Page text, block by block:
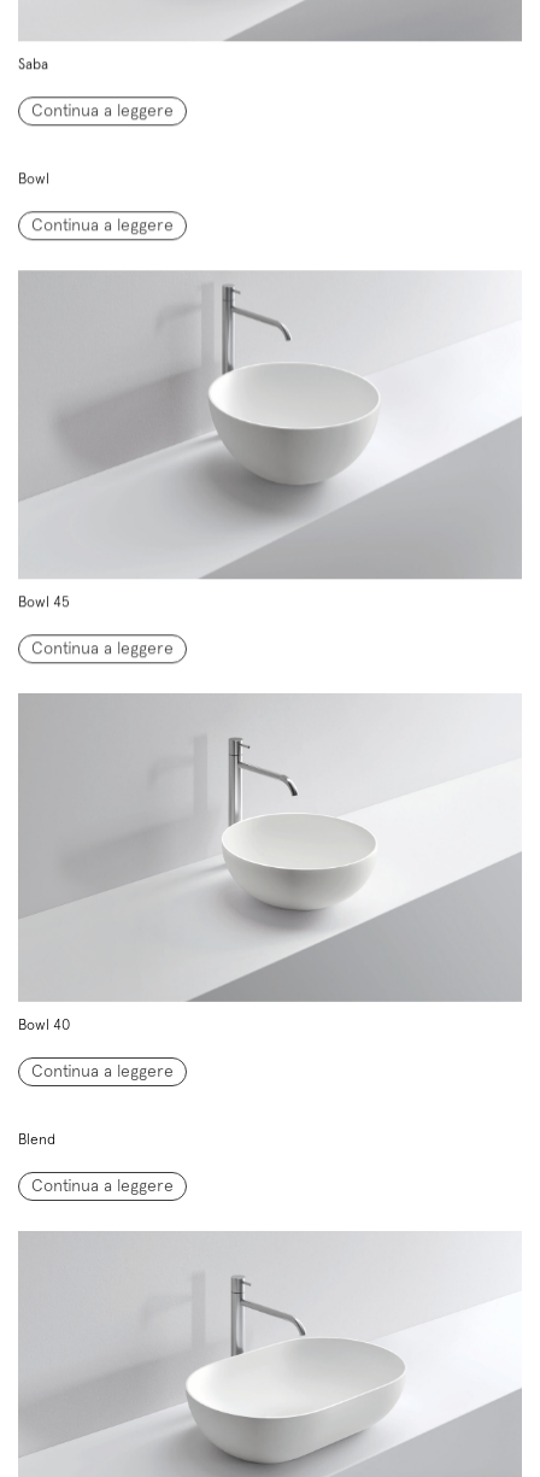
Follow us on
Saba
Continua a leggere
Bowl
Continua a leggere
Bowl 45
Continua a leggere
Bowl 40
Continua a leggere
Blend
Continua a leggere